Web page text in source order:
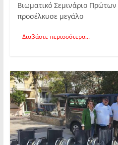
Βιωματικό Σεμινάριο
προσέλκυσε μεγάλο
Διαβάστε περισσότερα...